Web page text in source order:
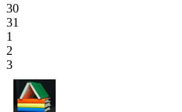
30
31
1
2
3